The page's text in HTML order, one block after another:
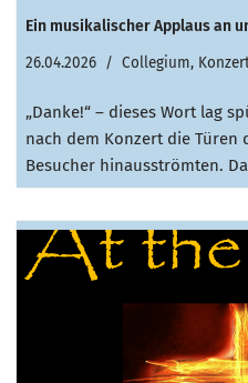
Ein musikalischer Applaus an
26.04.2026
Collegium,
„Danke!“ – dieses Wort lag
nach dem Konzert die
Besucher hinausströmten.